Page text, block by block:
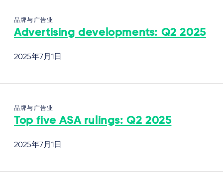
品牌与广告业
Advertising developments: Q2 2025
2025年7月1日
品牌与广告业
Top five ASA rulings: Q2 2025
2025年7月1日